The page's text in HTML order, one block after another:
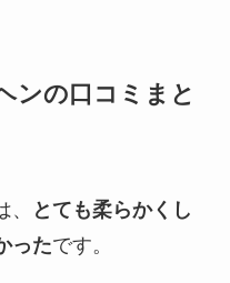
ンの口コミまと
とても柔らかくし
ったです。